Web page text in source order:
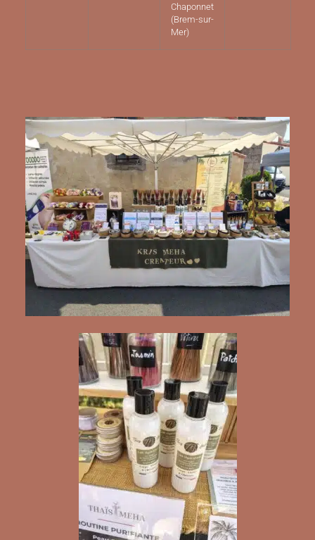
Chaponnet
(Brem-sur-
Mer)